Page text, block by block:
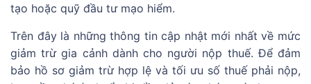
tạo hoặc quỹ đầu tư mạo hiểm.
Trên đây là những thông tin cập nhật mới nhất về mức
giảm trừ gia cảnh dành cho người nộp thuế. Để đảm
bảo hồ sơ giảm trừ hợp lệ và tối ưu số thuế phải nộp,